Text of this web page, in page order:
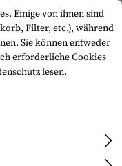
Einige von ihnen sind
Filter, etc.), während
Sie können entweder
erforderliche Cookies
lesen.